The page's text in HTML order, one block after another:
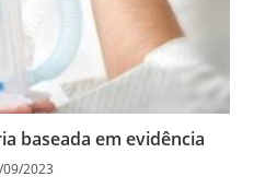
baseada em evidência
2023